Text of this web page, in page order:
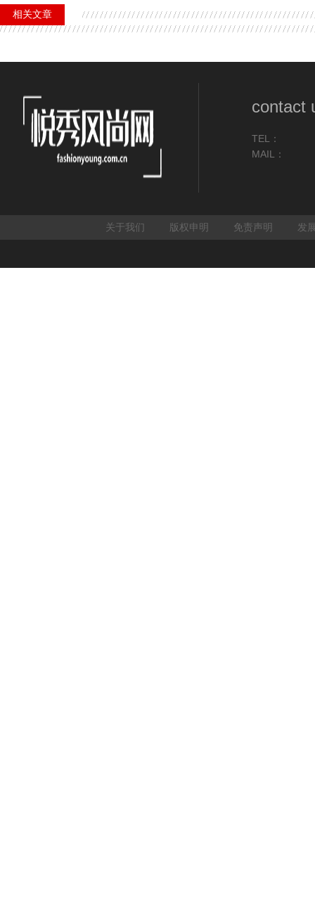
相关文章
contact
TEL：
MAIL：
关于我们 版权申明 免责声明 发